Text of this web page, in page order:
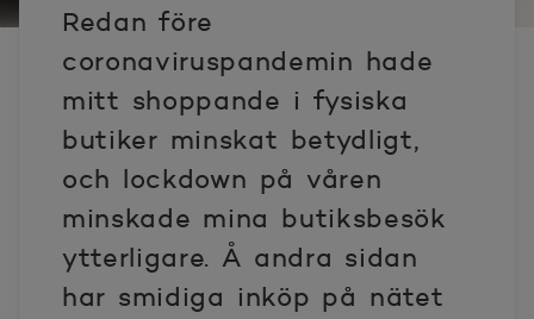
Redan före
coronaviruspandemin hade
mitt shoppande i fysiska
butiker minskat betydligt,
och lockdown på våren
minskade mina butiksbesök
ytterligare. Å andra sidan
har smidiga inköp på nätet